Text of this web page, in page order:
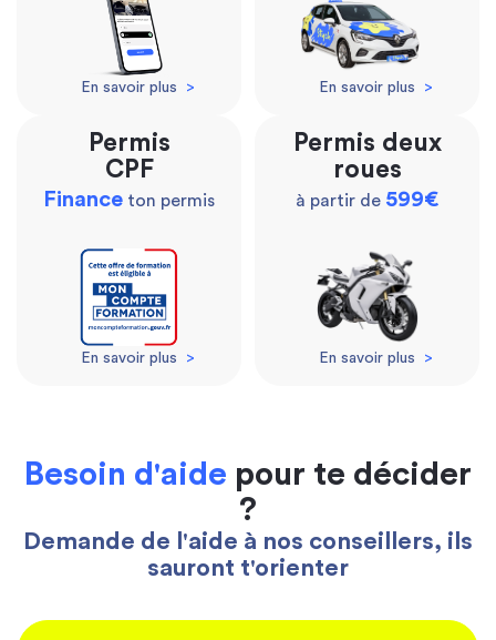
En savoir plus > En savoir plus >
Permis
CPF
Finance ton permis
En savoir plus >
Permis deux
roues
à partir de 599€
En savoir plus >
Besoin d'aide pour te décider
?
Demande de l'aide à nos conseillers, ils
sauront t'orienter